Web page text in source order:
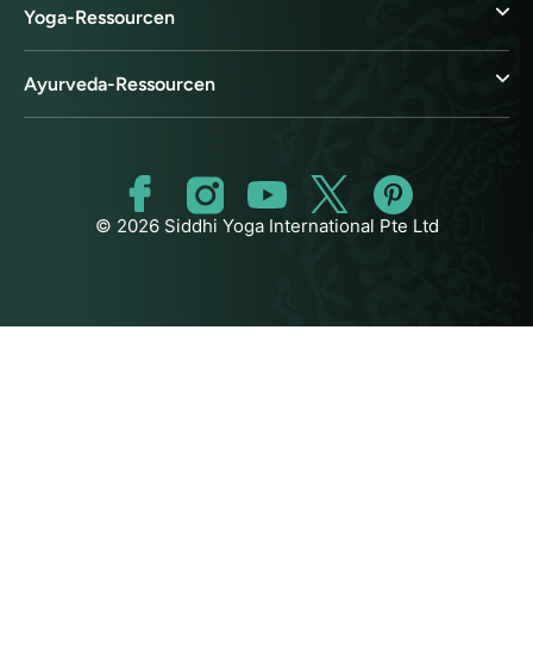
Yoga-Ressourcen
Ayurveda-Ressourcen
© 2026 Siddhi Yoga International Pte Ltd